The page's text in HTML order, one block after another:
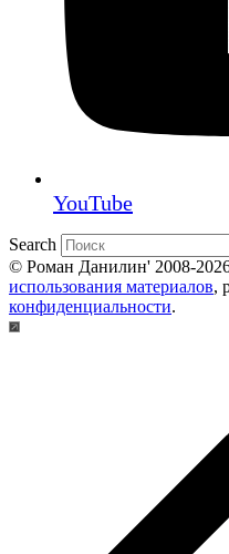
YouTube
Search
© Роман Данилин' 2008-
использования материалов,
конфиденциальности.